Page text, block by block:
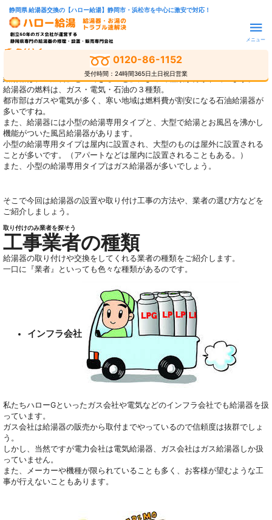
静岡県 給湯器交換の【ハロー給湯】静岡市・浜松市を中心に激安で対応！
メニュー
0120-86-1152
受付時間：24時間365日土日祝日営業
ガス給湯器を自分で購入して、取り付けのみ業者ってで
きるの？
給湯器は、『燃料』と『できること』によって種類が分かれています。
給湯器の燃料は、ガス・電気・石油の３種類。
都市部はガスや電気が多く、寒い地域は燃料費が割安になる石油給湯器が
多いですね。
また、給湯器には小型の給湯専用タイプと、大型で給湯とお風呂を沸かし
機能がついた風呂給湯器があります。
小型の給湯専用タイプは屋内に設置され、大型のものは屋外に設置される
ことが多いです。（アパートなどは屋内に設置されることもある。）
また、小型の給湯専用タイプはガス給湯器が多いでしょう。
そこで今回は給湯器の設置や取り付け工事の方法や、業者の選び方などを
ご紹介しましょう。
取り付けのみ業者を探そう
工事業者の種類
給湯器の取り付けや交換をしてくれる業者の種類をご紹介します。
一口に『業者』といっても色々な種類があるのです。
インフラ会社
私たちハローGといったガス会社や電気などのインフラ会社でも給湯器を扱
っています。
ガス会社は給湯器の販売から取付までやっているので信頼度は抜群でしょ
う。
しかし、当然ですが電力会社は電気給湯器、ガス会社はガス給湯器しか扱
っていません。
また、メーカーや機種が限られていることも多く、お客様が望むような工
事が行えないこともあります。